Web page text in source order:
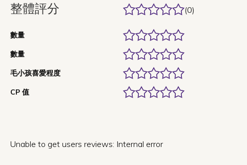
整體評分 (0)
數量
數量
毛小孩喜愛程度
CP 值
Unable to get users reviews: Internal error